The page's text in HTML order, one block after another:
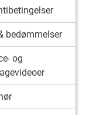
bedømmelser
og